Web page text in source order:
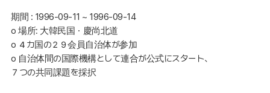
期間 : 1996-09-11 ~ 1996-09-14
o 場所: 大韓民国・慶尚北道
o ４カ国の２９会員自治体が参加
o 自治体間の国際機構として連合が公式にスタート、
７つの共同課題を採択